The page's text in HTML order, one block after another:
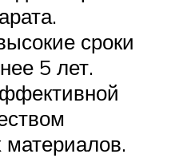
сроки
5 лет.
материалов.